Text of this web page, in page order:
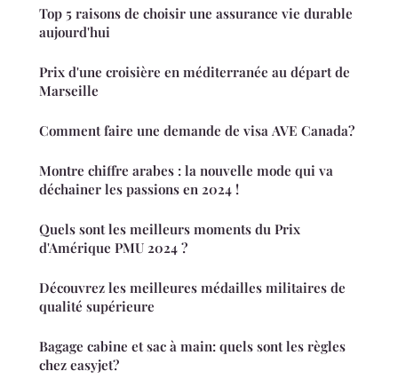
Top 5 raisons de choisir une assurance vie durable
aujourd'hui
Prix d'une croisière en méditerranée au départ de
Marseille
Comment faire une demande de visa AVE Canada?
Montre chiffre arabes : la nouvelle mode qui va
déchainer les passions en 2024 !
Quels sont les meilleurs moments du Prix
d'Amérique PMU 2024 ?
Découvrez les meilleures médailles militaires de
qualité supérieure
Bagage cabine et sac à main: quels sont les règles
chez easyjet?